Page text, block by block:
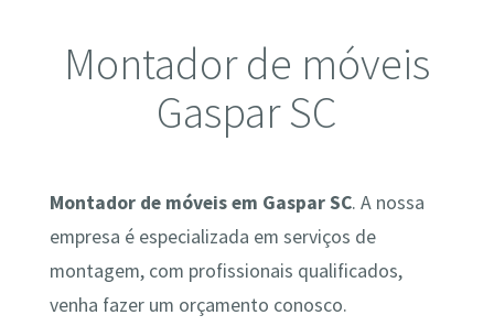
Montador de móveis
Gaspar SC
Montador de móveis em Gaspar SC. A nossa
empresa é especializada em serviços de
montagem, com profissionais qualificados,
venha fazer um orçamento conosco.